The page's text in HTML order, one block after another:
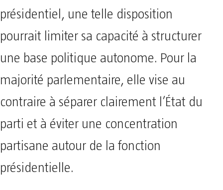
présidentiel, une telle disposition
pourrait limiter sa capacité à structurer
une base politique autonome. Pour la
majorité parlementaire, elle vise au
contraire à séparer clairement l’État du
parti et à éviter une concentration
partisane autour de la fonction
présidentielle.